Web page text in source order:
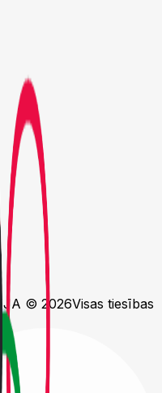
© 2026Visas tiesības